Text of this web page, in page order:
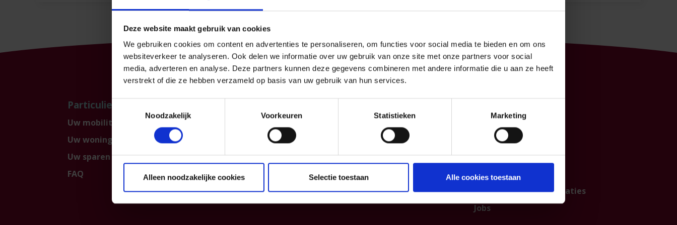
Deze website maakt gebruik van cookies
We gebruiken cookies om content en advertenties te personaliseren, om functies voor social media te bieden en om ons
websiteverkeer te analyseren. Ook delen we informatie over uw gebruik van onze site met onze partners voor social
media, adverteren en analyse. Deze partners kunnen deze gegevens combineren met andere informatie die u aan ze heeft
verstrekt of die ze hebben verzameld op basis van uw gebruik van hun services.
Toestemmingsselectie
Noodzakelijk
Voorkeuren Statistieken Marketing
Alleen noodzakelijke cookies Selectie toestaan Alle cookies toestaan
Particulier
Uw mobiliteit
Uw woning en gezin
Uw sparen en beleggen
FAQ
KMO Verzekeringspacks
Informatiefiches
Algemene voorwaarden
Klachtenmanagement
Contacteer ons
Over ons
Institutionele sector
Partnership
Persberichten & publicaties
Jobs